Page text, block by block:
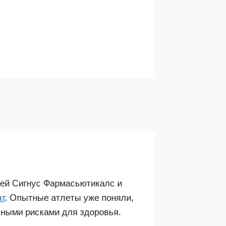
Сигнус Фармасьютикалс и
. Опытные атлеты уже поняли,
рисками для здоровья.